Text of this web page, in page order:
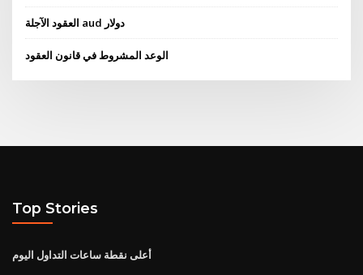
العقود الآجلة aud دولار
الوعد المشروط في قانون العقود
Top Stories
أعلى نقطة ساعات التداول اليوم